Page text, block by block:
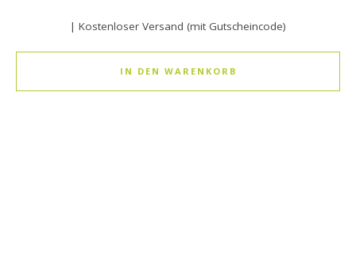
| Kostenloser Versand (mit Gutscheincode)
IN DEN WARENKORB